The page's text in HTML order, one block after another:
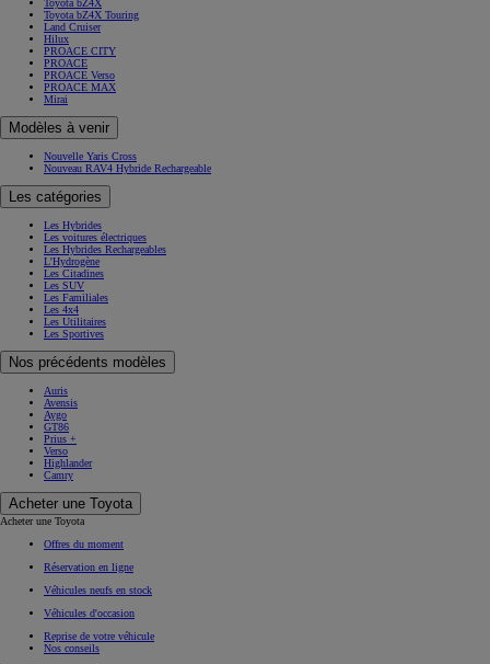
Toyota bZ4X Touring
Land Cruiser
Hilux
PROACE CITY
PROACE
PROACE Verso
PROACE MAX
Mirai
Modèles à venir
Nouvelle Yaris Cross
Nouveau RAV4 Hybride Rechargeable
Les catégories
Les Hybrides
Les voitures électriques
Les Hybrides Rechargeables
L'Hydrogène
Les Citadines
Les SUV
Les Familiales
Les 4x4
Les Utilitaires
Les Sportives
Nos précédents modèles
Auris
Avensis
Aygo
GT86
Prius +
Verso
Highlander
Camry
Acheter une Toyota
Acheter une Toyota
Offres du moment
Réservation en ligne
Véhicules neufs en stock
Véhicules d'occasion
Reprise de votre véhicule
Nos conseils